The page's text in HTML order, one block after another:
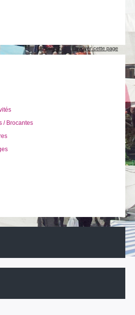
sur
Imprimer Envoyer cette page
/ Brocantes